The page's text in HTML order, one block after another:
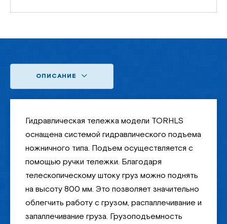
ОПИСАНИЕ
Гидравлическая тележка модели TORHLS
оснащена системой гидравлического подъема
ножничного типа. Подъем осуществляется с
помощью ручки тележки. Благодаря
телескопическому штоку груз можно поднять
на высоту 800 мм. Это позволяет значительно
облегчить работу с грузом, распаллечивание и
запаллечивание груза. Грузоподъемность